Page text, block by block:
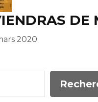
DE
2020